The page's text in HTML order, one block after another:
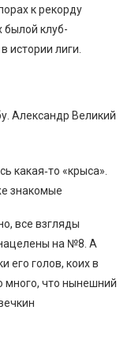
к рекорду
былой клуб-
истории лиги.
какая‑то «крыса».
знакомые
все взгляды
на №8. А
его голов, коих в
много, что нынешний